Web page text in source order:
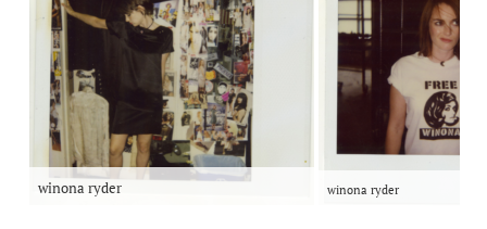
winona ryder winona ryder